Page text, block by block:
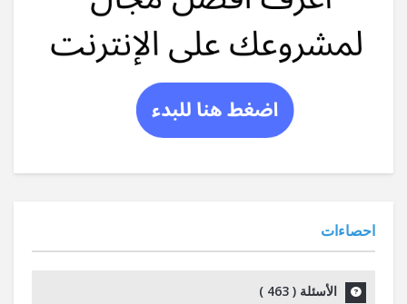
احصاءات
الأسئلة ( 463
)